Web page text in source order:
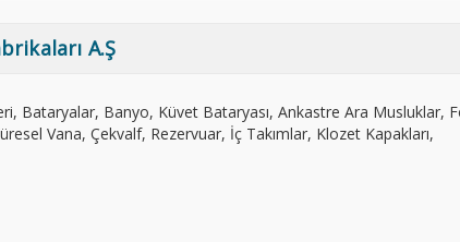
A.Ş
Bataryalar, Banyo, Küvet Bataryası, Ankastre Ara Musluklar,
Vana, Çekvalf, Rezervuar, İç Takımlar, Klozet Kapakları,